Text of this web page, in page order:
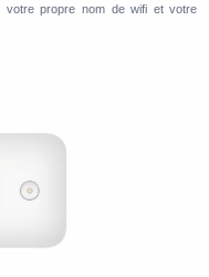
votre propre nom de wifi et votre